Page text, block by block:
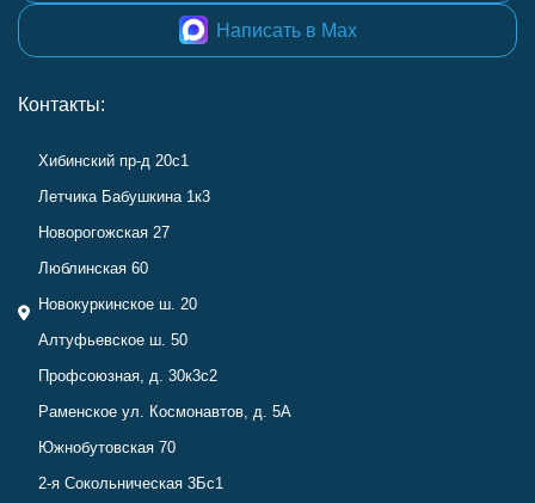
Написать в Max
Контакты:
Хибинский пр-д 20с1
Летчика Бабушкина 1к3
Новорогожская 27
Люблинская 60
Новокуркинское ш. 20
Алтуфьевское ш. 50
Профсоюзная, д. 30к3с2
Раменское ул. Космонавтов, д. 5А
Южнобутовская 70
2-я Сокольническая 3Бс1